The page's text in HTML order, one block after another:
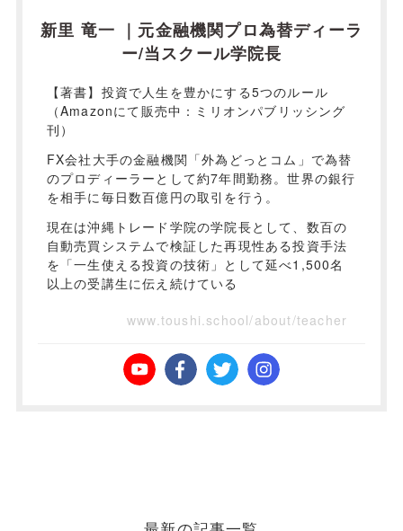
新里 竜一 ｜元金融機関プロ為替ディーラ
ー/当スクール学院長
【著書】投資で人生を豊かにする5つのルール
（Amazonにて販売中：ミリオンパブリッシング
刊）
FX会社大手の金融機関「外為どっとコム」で為替
のプロディーラーとして約7年間勤務。世界の銀行
を相手に毎日数百億円の取引を行う。
現在は沖縄トレード学院の学院長として、数百の
自動売買システムで検証した再現性ある投資手法
を「一生使える投資の技術」として延べ1,500名
以上の受講生に伝え続けている
www.toushi.school/about/teacher